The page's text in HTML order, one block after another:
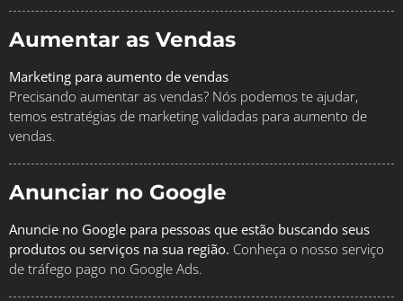
Aumentar as Vendas
Marketing para aumento de vendas
Precisando aumentar as vendas? Nós podemos te ajudar,
temos estratégias de marketing validadas para aumento de
vendas.
Anunciar no Google
Anuncie no Google para pessoas que estão buscando seus
produtos ou serviços na sua região. Conheça o nosso serviço
de tráfego pago no Google Ads.